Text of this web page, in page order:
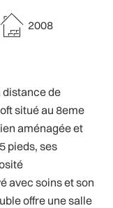
2008
distance de
situé au 8eme
aménagée et
pieds, ses
avec soins et son
offre une salle